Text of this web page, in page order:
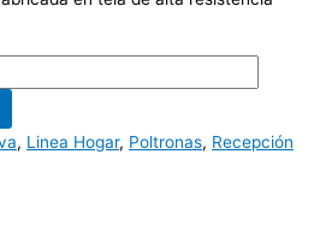
, Linea Hogar, Poltronas, Recepción